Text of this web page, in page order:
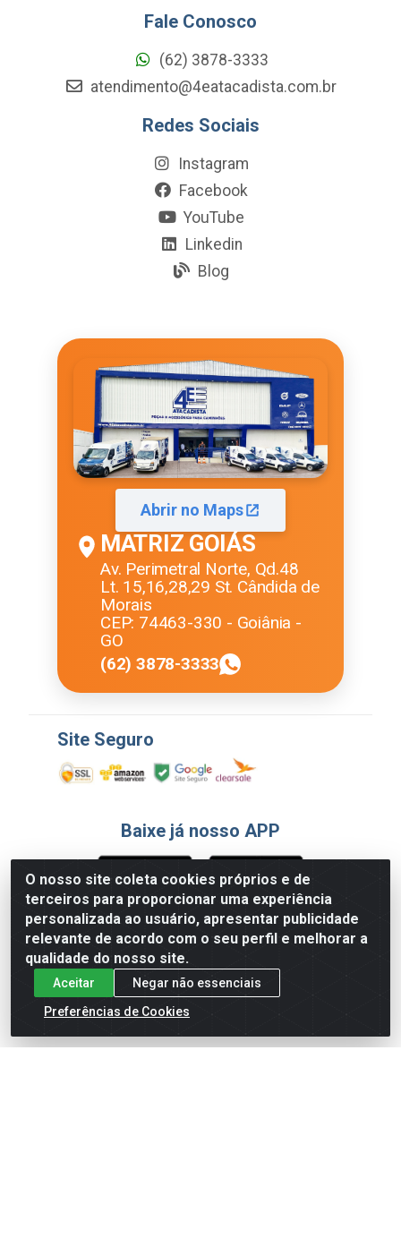
O nosso site coleta cookies próprios e de
terceiros para proporcionar uma experiência
personalizada ao usuário, apresentar publicidade
relevante de acordo com o seu perfil e melhorar a
qualidade do nosso site.
Aceitar
Negar não essenciais
Preferências de Cookies
Fale Conosco
(62) 3878-3333
atendimento@4eatacadista.com.br
Redes Sociais
Instagram
Facebook
YouTube
Linkedin
Blog
Abrir no Maps
MATRIZ GOIÁS
Av. Perimetral Norte, Qd.48
Lt. 15,16,28,29 St. Cândida de
Morais
CEP: 74463-330 - Goiânia -
GO
(62) 3878-3333
Site Seguro
Baixe já nosso APP
Formas de Pagamento